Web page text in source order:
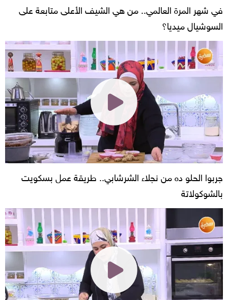
في شهر المرة العالمي.. من هي الشيف الأعلى متابعة على
السوشيال ميديا؟
جربوا الحلو ده من نجلاء الشرشابي.. طريقة عمل بسكويت
بالشوكولاتة